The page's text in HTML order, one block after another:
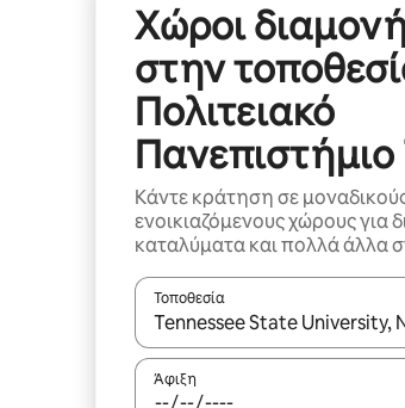
Χώροι
στην
Πολιτειακό
Πανεπιστήμιο
Κάντε κράτηση σε
ενοικιαζόμενους χώρους για
καταλύματα και πολλά άλλα
Τοποθεσία
Όταν τα αποτελέσματα είναι
Άφιξη